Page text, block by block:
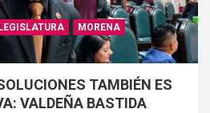
LEGISLATURA
MORENA
TAMBIÉN ES
VALDEÑA BASTIDA